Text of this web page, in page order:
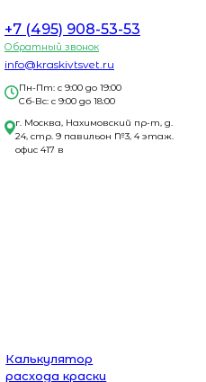
+7 (495) 908-53-53
Обратный звонок
info@kraskivtsvet.ru
Пн-Пт: с 9:00 до 19:00
Сб-Вс: с 9:00 до 18:00
г. Москва, Нахимовский пр-т, д.
24, стр. 9 павильон №3, 4 этаж.
офис 417 в
Калькулятор
расхода краски